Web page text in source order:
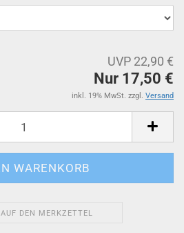
UVP 22,90 €
Nur 17,50 €
inkl. 19% MwSt. zzgl. Versand
AUF DEN MERKZETTEL